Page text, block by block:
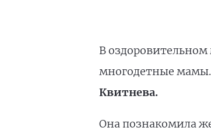
В
многодетные мамы.
Квитнева.
Она познакомила